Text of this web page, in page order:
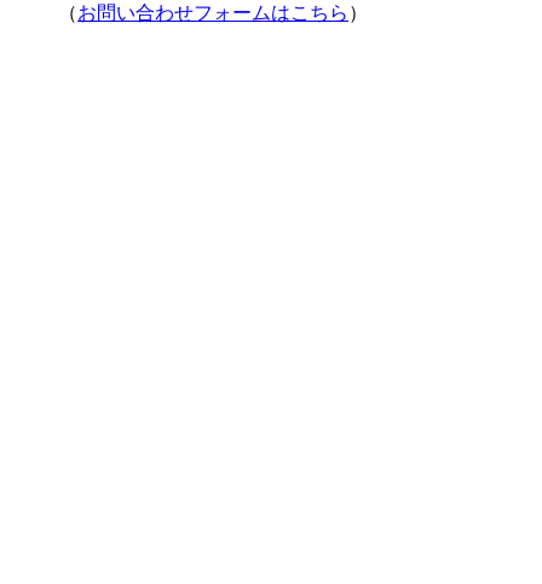
（お問い合わせフォームはこちら ）